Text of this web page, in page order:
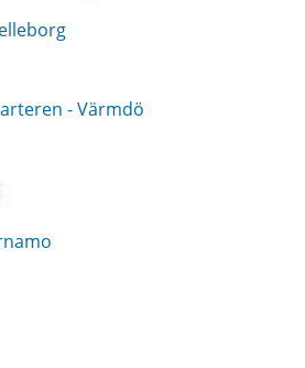
- Värmdö